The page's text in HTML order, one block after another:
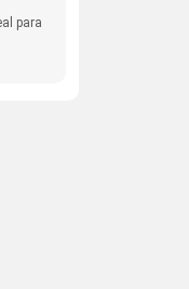
para